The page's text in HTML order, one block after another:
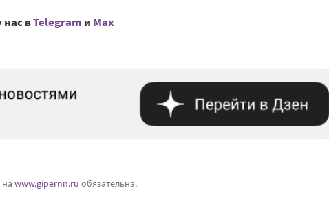
нас вTelegram и Mах
www.gipernn.ru обязательна.